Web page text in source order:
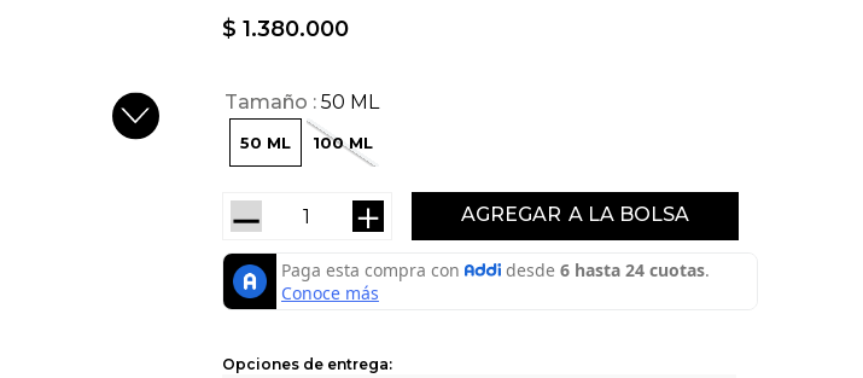
$ 1.380.000
Tamaño 50 ML
100 ML
50 ML
AGREGAR
＋
－
Opciones de entrega: